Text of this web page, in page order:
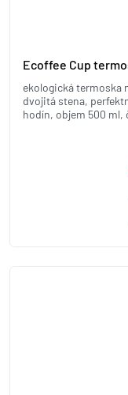
Ecoffee Cup
ekologická termoska
dvojitá stena,
hodín, objem 500 ml,